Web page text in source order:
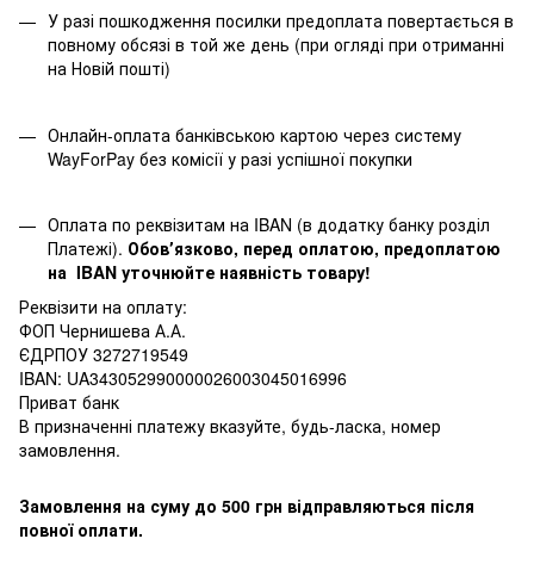
У разі пошкодження посилки предоплата повертається в
повному обсязі в той же день (при огляді при отриманні
на Новій пошті)
Онлайн-оплата банківською картою через систему
WayForPay без комісії у разі успішної покупки
Оплата по реквізитам на IBAN (в додатку банку розділ
Платежі). Обовʼязково, перед оплатою, предоплатою
на IBAN уточнюйте наявність товару!
Реквізити на оплату:
ФОП Чернишева А.А.
ЄДРПОУ 3272719549
IBAN: UA343052990000026003045016996
Приват банк
В призначенні платежу вказуйте, будь-ласка, номер
замовлення.
Замовлення на суму до 500 грн відправляються після
повної оплати.